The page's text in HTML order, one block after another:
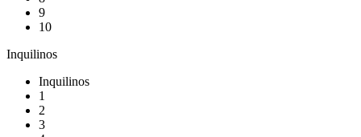
9
10
Inquilinos
Inquilinos
1
2
3